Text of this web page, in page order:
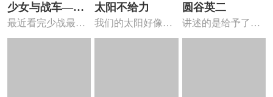
少女与战车—第
215高校
最近看完少战最终
章第三部，敲碗等
太阳不给力
我们的太阳好像得
了心脏病，时不时
圆谷英二
讲述的是给予了无
数孩子童年的，圆